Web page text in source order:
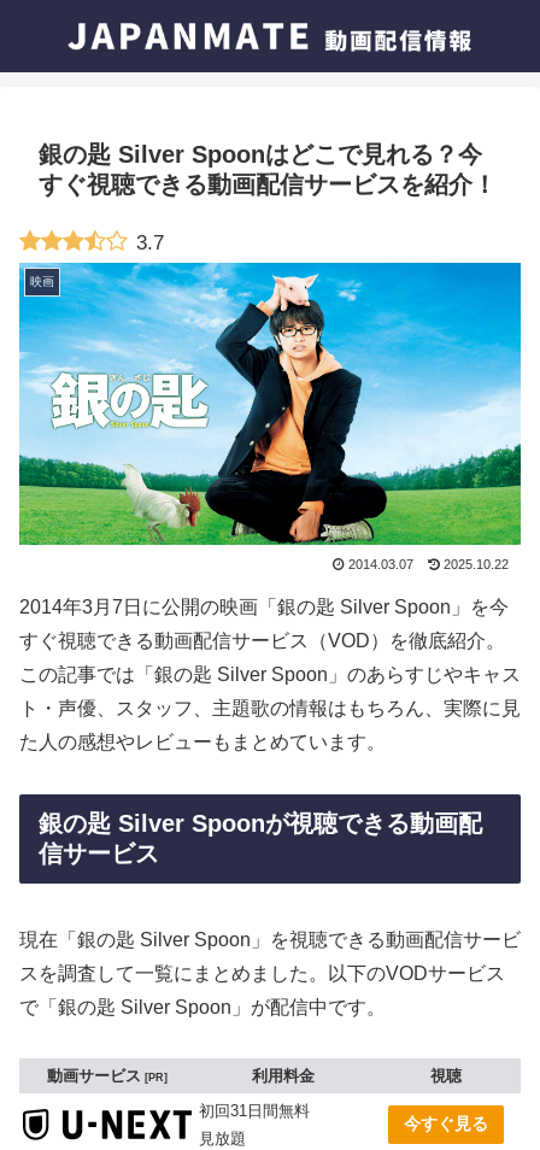
銀の匙 Silver Spoonはどこで見れる？今
すぐ視聴できる動画配信サービスを紹介！
3.7
映画
2014.03.07 2025.10.22
2014年3月7日に公開の映画「銀の匙 Silver Spoon」を今
すぐ視聴できる動画配信サービス（VOD）を徹底紹介。
この記事では「銀の匙 Silver Spoon」のあらすじやキャス
ト・声優、スタッフ、主題歌の情報はもちろん、実際に見
た人の感想やレビューもまとめています。
銀の匙 Silver Spoonが視聴できる動画配
信サービス
現在「銀の匙 Silver Spoon」を視聴できる動画配信サービ
スを調査して一覧にまとめました。以下のVODサービス
で「銀の匙 Silver Spoon」が配信中です。
動画サービス PR 利用料金
視聴
初回31日間無料
見放題
今すぐ見る